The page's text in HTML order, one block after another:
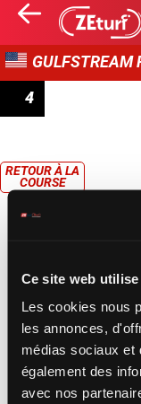
Ce site web utilise
Les cookies nous
les annonces,
médias sociaux et
également des
avec nos
GULFSTREAM
4
RETOUR À LA
COURSE